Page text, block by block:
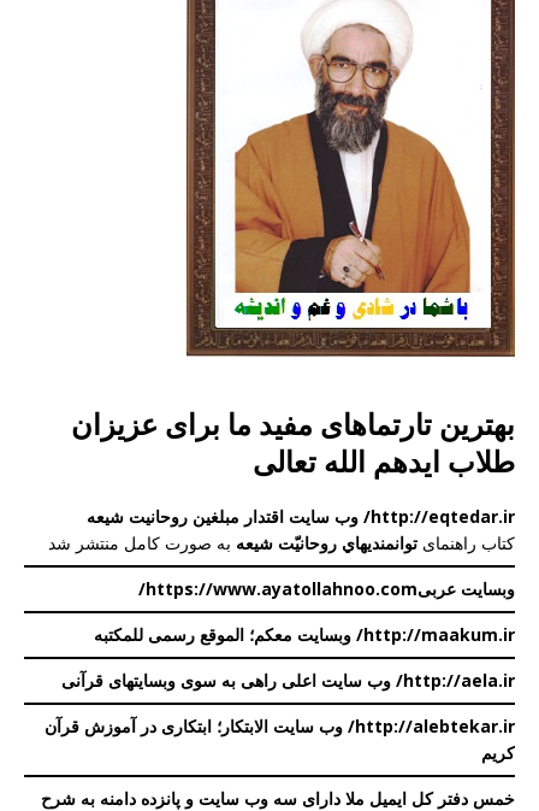
بهترین تارتماهای مفید ما برای عزیزان
طلاب ایدهم الله تعالی
http://eqtedar.ir/ وب سایت اقتدار مبلغین روحانیت شیعه
کتاب راهنمای توانمندیهاي روحانیّت شيعه به صورت کامل منتشر شد
وبسایت عربیhttps://www.ayatollahnoo.com/
http://maakum.ir/ وبسایت معکم؛ الموقع رسمی للمکتبه
http://aela.ir/ وب سایت اعلی راهی به سوی وبسایتهای قرآنی
http://alebtekar.ir/ وب سایت الابتکار؛ ابتکاری در آموزش قرآن
کریم
خمس دفتر کل ایمیل ملا دارای سه وب سایت و پانزده دامنه به شرح